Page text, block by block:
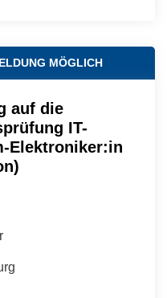
MÖGLICH
auf die
IT-
Elektroniker:in